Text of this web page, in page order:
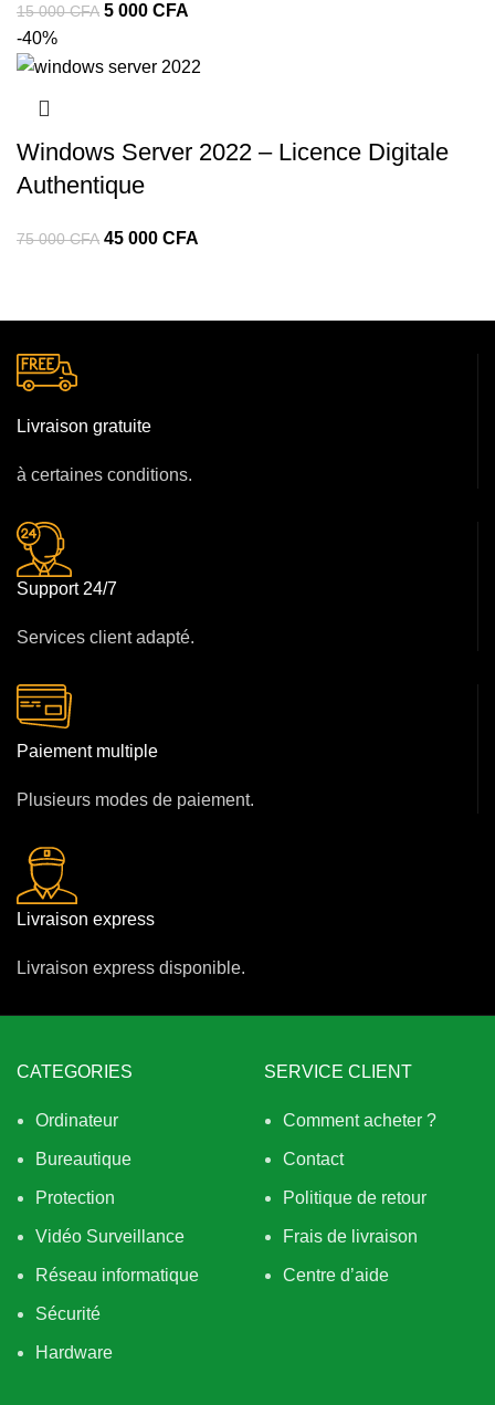
15 000CFA 5 000 CFA
-40%
Windows Server 2022 – Licence Digitale
Authentique
75 000CFA 45 000 CFA
Livraison gratuite
à certaines conditions.
Support 24/7
Services client adapté.
Paiement multiple
Plusieurs modes de paiement.
Livraison express
Livraison express disponible.
CATEGORIES
Ordinateur
Bureautique
Protection
Vidéo Surveillance
Réseau informatique
Sécurité
Hardware
SERVICE CLIENT
Comment acheter ?
Contact
Politique de retour
Frais de livraison
Centre d’aide